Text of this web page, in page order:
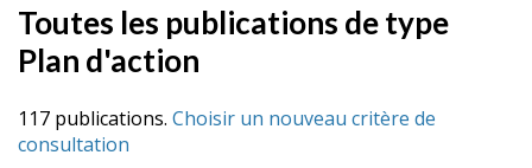
Toutes les publications de type
Plan d'action
117 publications. Choisir un nouveau critère de
consultation